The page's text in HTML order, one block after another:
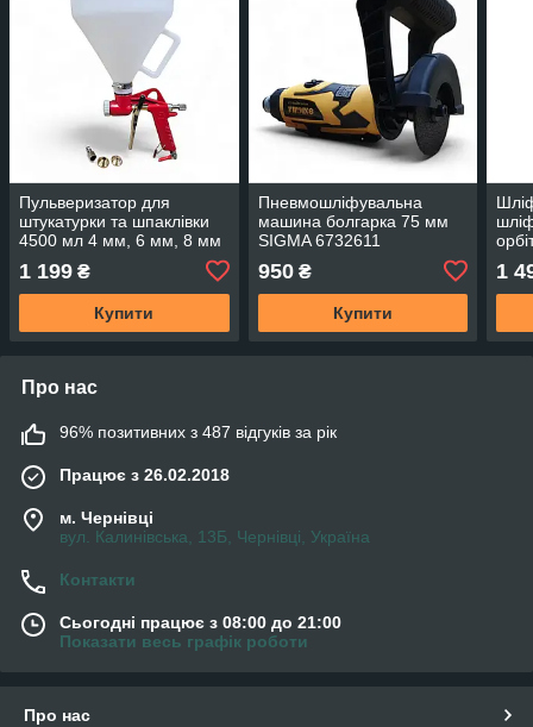
Пульверизатор для
штукатурки та шпаклівки
4500 мл 4 мм, 6 мм, 8 мм
1 199 ₴
Купити
Пневмошліфувальна
машина болгарка 75 мм
SIGMA 6732611
950₴
Купити
1
Про нас
96% позитивних з 487 відгуків за рік
Працює з 26.02.2018
м. Чернівці
вул. Калинівська, 13Б, Чернівці, Україна
Контакти
Сьогодні працює з 08:00 до 21:00
Показати весь графік роботи
Про нас